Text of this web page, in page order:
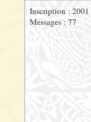
Inscription : 2001
Messages : 77